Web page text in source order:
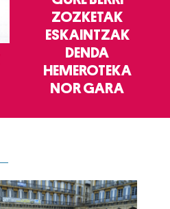
ZOZKETAK
ESKAINTZAK
DENDA
HEMEROTEKA
NOR GARA